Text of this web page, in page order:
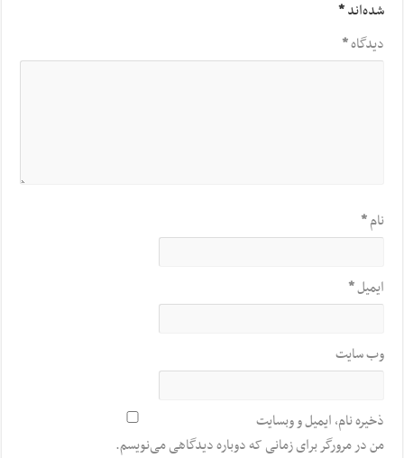
شده‌اند*
دیدگاه*
نام*
ایمیل*
وب‌ سایت
ذخیره نام، ایمیل و وبسایت
من در مرورگر برای زمانی که دوباره دیدگاهی می‌نویسم.